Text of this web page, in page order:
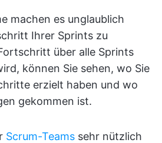
machen es unglaublich
Ihrer Sprints zu
über alle Sprints
können Sie sehen, wo Sie
erzielt haben und wo
gekommen ist.
Scrum-Teams sehr nützlich